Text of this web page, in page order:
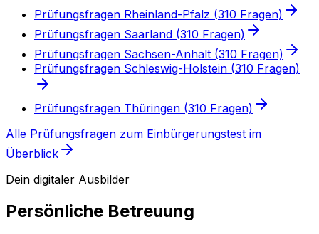
Prüfungsfragen Rheinland-Pfalz (310 Fragen)
Prüfungsfragen Saarland (310 Fragen)
Prüfungsfragen Sachsen-Anhalt (310 Fragen)
Prüfungsfragen Schleswig-Holstein (310 Fragen)
Prüfungsfragen Thüringen (310 Fragen)
Alle Prüfungsfragen zum Einbürgerungstest im
Überblick
Dein digitaler Ausbilder
Persönliche Betreuung